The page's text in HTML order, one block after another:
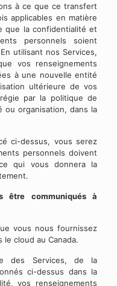
à ce que ce transfert
applicables en matière
que la confidentialité et
personnels soient
utilisant nos Services,
vos renseignements
à une nouvelle entité
ultérieure de vos
par la politique de
ou organisation, dans la
ci-dessus, vous serez
personnels doivent
qui vous donnera la
être communiqués à
vous nous fournissez
cloud au Canada.
des Services, de la
ci-dessus dans la
vos renseignements